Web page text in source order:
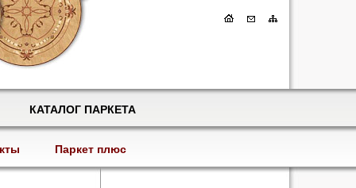
КАТАЛОГ ПАРКЕТА
Паркет плюс